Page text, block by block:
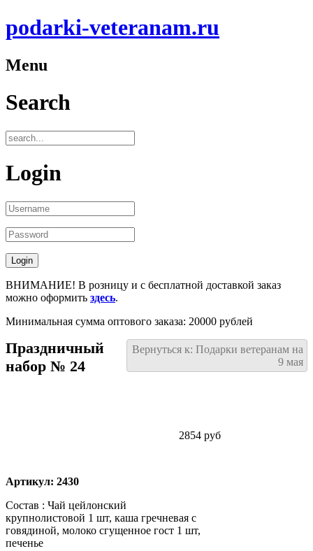
podarki-veteranam.ru
Menu
Search
Login
ВНИМАНИЕ! В розницу и с бесплатной доставкой заказ
можно оформить здесь.
Минимальная сумма оптового заказа: 20000 рублей
Вернуться к: Подарки ветеранам на
9 мая
Праздничный
набор № 24
2854 руб
Артикул: 2430
Состав : Чай цейлонский
крупнолистовой 1 шт, каша гречневая с
говядиной, молоко сгущенное гост 1 шт,
печенье